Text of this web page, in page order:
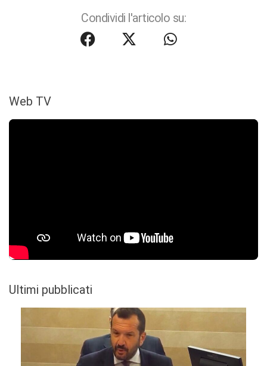
Condividi l'articolo su:
Web TV
Ultimi pubblicati